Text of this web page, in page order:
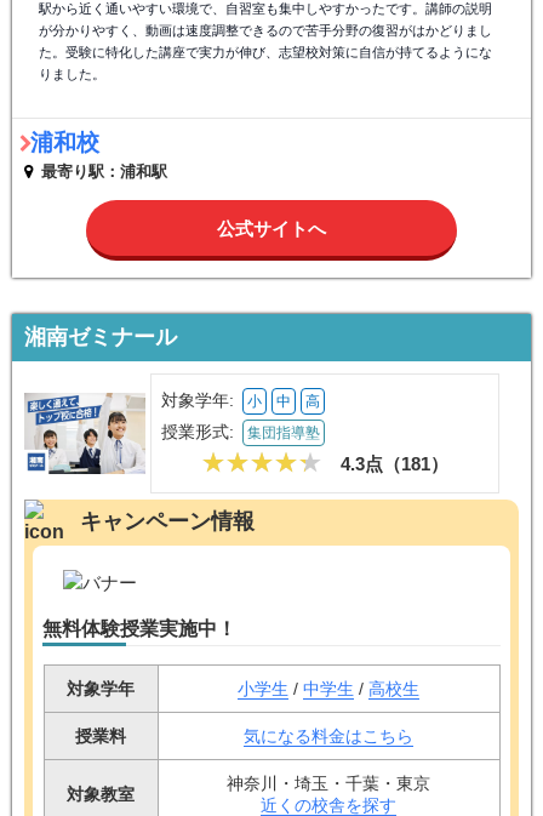
駅から近く通いやすい環境で、自習室も集中しやすかったです。講師の説明
が分かりやすく、動画は速度調整できるので苦手分野の復習がはかどりまし
た。受験に特化した講座で実力が伸び、志望校対策に自信が持てるようにな
りました。
浦和校
最寄り駅：浦和駅
公式サイトへ
湘南ゼミナール
対象学年: 小 中 高
授業形式: 集団指導塾
4.3点（181）
キャンペーン情報
無料体験授業実施中！
対象学年 小学生 / 中学生 / 高校生
授業料 気になる料金はこちら
対象教室
神奈川・埼玉・千葉・東京
近くの校舎を探す